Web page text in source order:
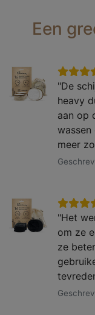
Een
"De
heavy
aan op
wassen
meer
"Het
om ze
ze